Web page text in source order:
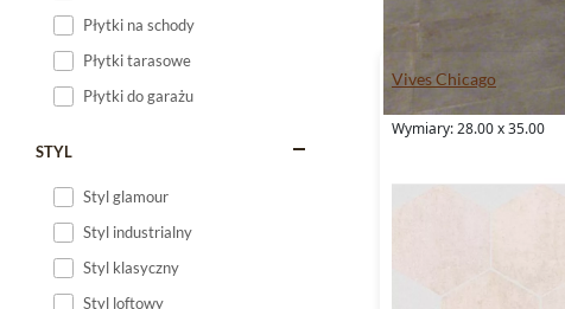
Płytki na schody
Płytki tarasowe
Płytki do garażu
STYL
Styl glamour
Styl industrialny
Styl klasyczny
Styl loftowy
Vives Chicago
Wymiary: 28.00 x 35.00